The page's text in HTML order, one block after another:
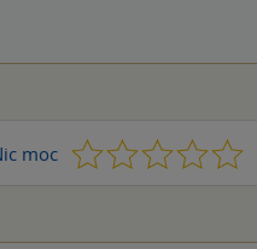
moc 1 2 3 4 5